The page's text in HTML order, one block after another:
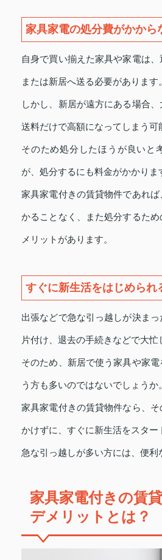
家具家電の処分費がかから
自身で買い揃えた家具や家電は、
または新居へ送る必要があります。
しかし、新居が遠方にある場合
送料だけで高額になってしまう可
そのため処分したほうが良いと
が、処分するにも料金がかかりま
家具家電付きの賃貸物件であれ
かることなく、また処分するため
メリットがあります。
すぐに新生活をはじめられ
出張などで急な引っ越しが決ま
片付け、退去の手続きなどで大忙
そのため、新居で使う家具や家
う方も多いのではないでしょうか。
家具家電付きの賃貸物件なら、
かけずに、すぐに新生活をスター
急な引っ越しが多い方には、便利
家具家電付きの賃
デメリットとは？